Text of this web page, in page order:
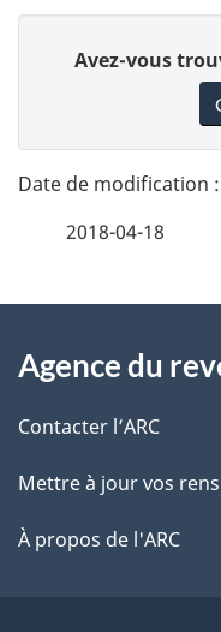
t
a
l
s
l
a
n
o
t
r
e
é
t
Avez-vous
2018-04-18
propos
de
ce
site
Agence du
Contacter l’ARC
Mettre à jour vos
À propos de l'ARC